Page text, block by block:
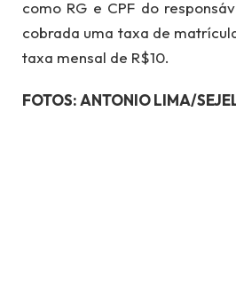
como RG e CPF do
cobrada uma taxa de
taxa mensal de R$10.
FOTOS: ANTONIO LIMA/